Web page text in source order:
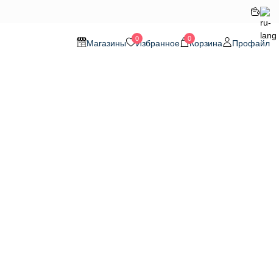
Магазины 0Избранное 0Корзина Профайл